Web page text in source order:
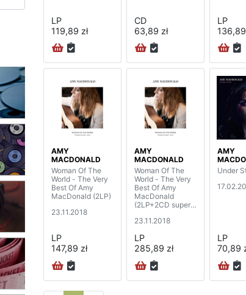
LP
119,89 zł
CD
63,89 zł
LP
136,89
AMY
MACDONALD
Woman Of The
World - The Very
Best Of Amy
MacDonald (2LP)
23.11.2018
LP
147,89 zł
AMY
MACDONALD
Woman Of The
World - The Very
Best Of Amy
MacDonald
(2LP+2CD super
23.11.2018
LP
285,89 zł
AMY
Under
LP
70,89